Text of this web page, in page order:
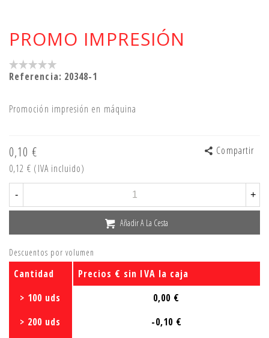
PROMO IMPRESIÓN
Referencia: 20348-1
Promoción impresión en máquina
0,10 €
0,12 € (IVA incluido)
Compartir
- +
Añadir A La Cesta
Descuentos por volumen
Cantidad
Precios € sin IVA la caja
> 100 uds
0,00 €
> 200 uds
-0,10 €